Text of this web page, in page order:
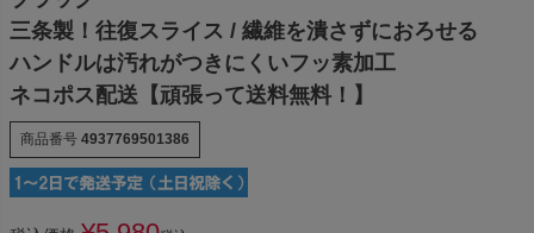
三条製！往復スライス / 繊維を潰さずにおろせる
ハンドルは汚れがつきにくいフッ素加工
ネコポス配送【頑張って送料無料！】
商品番号 4937769501386